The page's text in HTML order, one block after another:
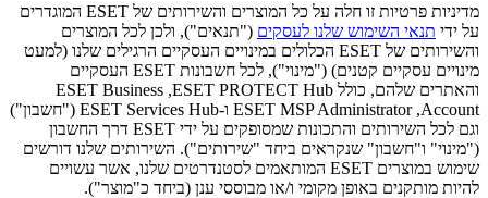
מדיניות פרטיות זו חלה על כל המוצרים והשירותים של ESET המוגדרים
על ידי תנאי השימוש שלנו לעסקים ("תנאים"), ולכן לכל המוצרים
והשירותים של ESET הכלולים במינויים העסקיים הרגילים שלנו (למעט
מינויים עסקיים קטנים) ("מינוי
"), לכל חשבונות ESET העסקיים
והאתרים שלהם, כולל ESET PROTECT Hub, ‏ESET Business
Account, ‏ESET MSP Administrator ו-ESET Services Hub ("
חשבון")
וגם לכל השירותים והתכונות שמסופקים על ידי ESET דרך החשבון
("מינוי" ו"חשבון" שנקראים ביחד "שירותים"). השירותים שלנו דורשים
שימוש במוצרים ESET המותאמים לסטנדרטים שלנו, אשר עשויים
להיות מותקנים באופן מקומי ו/או מבוססי ענן (ביחד כ"מוצר").